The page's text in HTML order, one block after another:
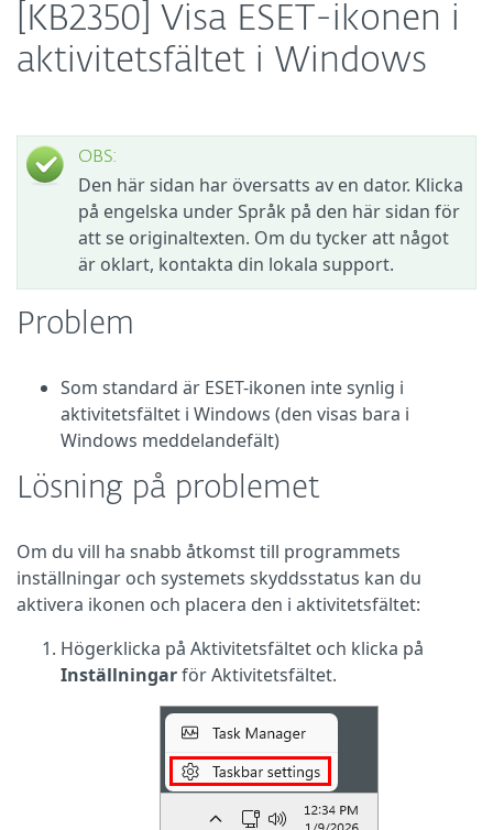
[KB2350] Visa ESET-ikonen i
aktivitetsfältet i Windows
OBS:
Den här sidan har översatts av en dator. Klicka
på engelska under Språk på den här sidan för
att se originaltexten. Om du tycker att något
är oklart, kontakta din lokala support.
Problem
Som standard är ESET-ikonen inte synlig i
aktivitetsfältet i Windows (den visas bara i
Windows meddelandefält)
Lösning på problemet
Om du vill ha snabb åtkomst till programmets
inställningar och systemets skyddsstatus kan du
aktivera ikonen och placera den i aktivitetsfältet:
Högerklicka på Aktivitetsfältet och klicka på
Inställningarför Aktivitetsfältet.